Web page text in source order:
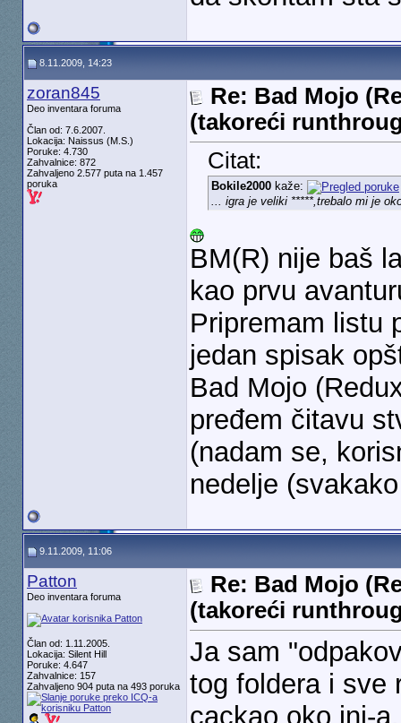
8.11.2009, 14:23
zoran845
Deo inventara foruma
Član od: 7.6.2007.
Lokacija: Naissus (M.S.)
Poruke: 4.730
Zahvalnice: 872
Zahvaljeno 2.577 puta na 1.457
poruka
Re: Bad Mojo
(takoreći
Citat:
Bokile2000kaže:
... igra je veliki *****,trebalo mi je
BM(R) nije baš
kao prvu
Pripremam listu
jedan spisak
Bad Mojo
pređem čitavu
(nadam se,
nedelje
9.11.2009, 11:06
Patton
Deo inventara foruma
Član od: 1.11.2005.
Lokacija: Silent Hill
Poruke: 4.647
Zahvalnice: 157
Zahvaljeno 904 puta na 493 poruka
Re: Bad Mojo
(takoreći
Ja sam
tog foldera i sve
cackao oko ini-a.